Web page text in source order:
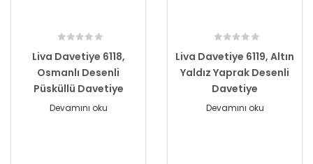
Liva Davetiye 6118,
Osmanlı Desenli
Püsküllü Davetiye
Devamını oku
Liva Davetiye 6119, Altın
Yaldız Yaprak Desenli
Davetiye
Devamını oku